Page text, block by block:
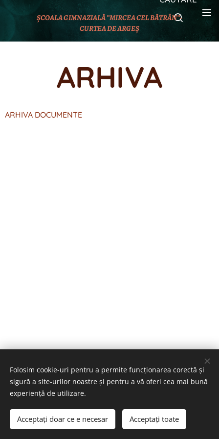
ȘCOALA GIMNAZIALĂ ”MIRCEA CEL BĂTRÂN”-
CURTEA DE ARGEȘ
ARHIVA
ARHIVA DOCUMENTE
© 2023 Toate drepturile rezervate
Cookie-uri
Politică de confidențialitate Politică cookie
Folosim cookie-uri pentru a permite funcționarea corectă și
sigură a site-urilor noastre și pentru a vă oferi cea mai bună
experiență de utilizare.
Acceptați doar ce e necesar Acceptați toate